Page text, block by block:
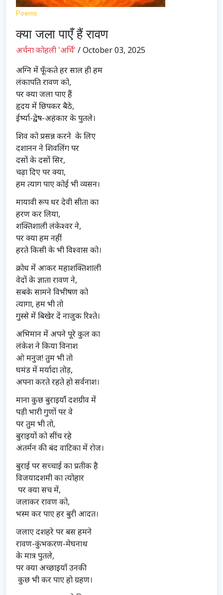
Poems
क्या जला पाएँ हैं रावण
अर्चना कोहली 'अर्चि' / October 03, 2025
अग्नि में फूँकते हर साल ही हम
लंकापति रावण को,
पर क्या जला पाए हैं
हृदय में छिपकर बैठे,
ईर्ष्या-द्वेष-अहंकार के पुतले।
शिव को प्रसन्न करने के लिए
दशानन ने शिवलिंग पर
दसों के दसों सिर,
चढ़ा दिए पर क्या,
हम त्याग पाए कोई भी व्यसन।
मायावी रूप धर देवी सीता का
हरण कर लिया,
शक्तिशाली लंकेश्वर ने,
पर क्या हम नहीं
हरते किसी के भी विश्वास को।
क्रोध में आकर महाशक्तिशाली
वेदों के ज्ञाता रावण ने,
सबके सामने विभीषण को
त्यागा, हम भी तो
गुस्से में बिखेर दें नाजुक रिश्ते।
अभिमान में अपने पूरे कुल का
लंकेश ने किया विनाश
ओ मनुज! तुम भी तो
घमंड में मर्यादा तोड़,
अपना करते रहते हो सर्वनाश।
माना कुछ बुराइयांँ दशग्रीव में
पड़ी भारी गुणों पर वे
पर तुम भी तो,
बुराइयों को सींच रहे
अंतर्मन की बंद वाटिका में रोज।
बुराई पर सच्चाई का प्रतीक है
विजयादशमी का त्योहार
पर क्या सच में,
जलाकर रावण को,
भस्म कर पाए हर बुरी आदत।
जलाए दशहरे पर बस हमने
रावण-कुंभकरण-मेघनाथ
के मात्र पुतले,
पर क्या अच्छाइयाँ उनकी
कुछ भी कर पाए हो ग्रहण।